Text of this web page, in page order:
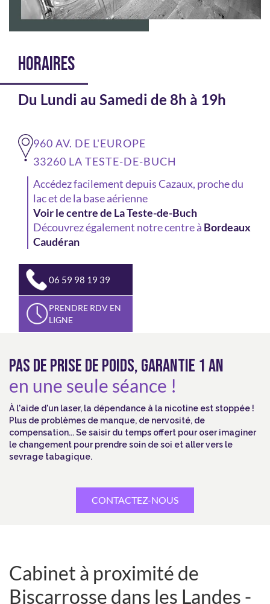
HORAIRES
Du Lundi au Samedi de 8h à 19h
960 AV. DE L'EUROPE
33260 LA TESTE-DE-BUCH
Accédez facilement depuis Cazaux, proche du
lac et de la base aérienne
Voir le centre de La Teste-de-Buch
Découvrez également notre centre à Bordeaux
Caudéran
06 59 98 19 39
PRENDRE RDV EN
LIGNE
PAS DE PRISE DE POIDS, GARANTIE 1 AN
en une seule séance !
À l'aide d'un laser, la dépendance à la nicotine est stoppée !
Plus de problèmes de manque, de nervosité, de
compensation... Se saisir du temps offert pour oser imaginer
le changement pour prendre soin de soi et aller vers le
sevrage tabagique.
CONTACTEZ-NOUS
Cabinet à proximité de
Biscarrosse dans les Landes -